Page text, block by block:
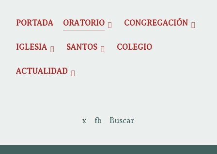
PORTADA ORATORIO CONGREGACIÓN
IGLESIA SANTOS COLEGIO
ACTUALIDAD
x fb Buscar